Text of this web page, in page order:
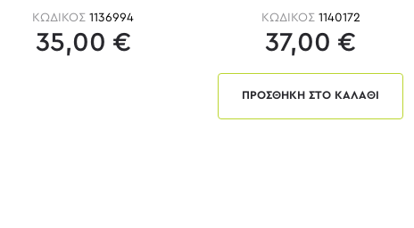
ΚΩΔΙΚΟΣ1136994
35,00 €
ΚΩΔΙΚΟΣ 1140172
37,00 €
ΠΡΟΣΘΗΚΗ ΣΤΟ ΚΑΛΑΘΙ